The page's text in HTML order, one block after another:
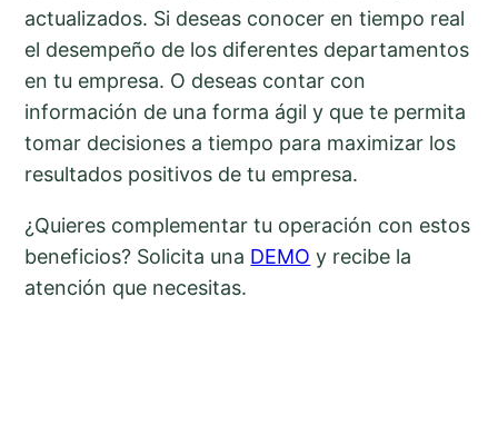
actualizados. Si deseas conocer en tiempo real
el desempeño de los diferentes departamentos
en tu empresa. O deseas contar con
información de una forma ágil y que te permita
tomar decisiones a tiempo para maximizar los
resultados positivos de tu empresa.
¿Quieres complementar tu operación con estos
beneficios? Solicita una DEMO y recibe la
atención que necesitas.